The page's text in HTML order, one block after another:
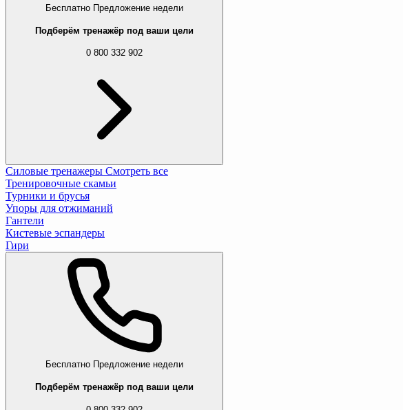
Бесплатно Предложение недели
Подберём тренажёр под ваши цели
0 800 332 902
Силовые тренажеры Смотреть все
Тренировочные скамьи
Турники и брусья
Упоры для отжиманий
Гантели
Кистевые эспандеры
Гири
Бесплатно Предложение недели
Подберём тренажёр под ваши цели